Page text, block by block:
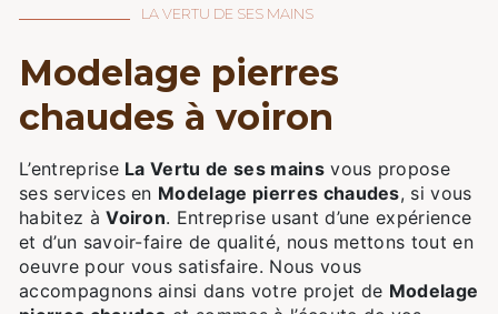
LA VERTU DE SES MAINS
modelage pierres
chaudes à voiron
L’entreprise La Vertu de ses mainsvous propose
ses services en Modelage pierres chaudes, si vous
habitez àVoiron. Entreprise usant d’une expérience
et d’un savoir-faire de qualité, nous mettons tout en
oeuvre pour vous satisfaire. Nous vous
accompagnons ainsi dans votre projet de Modelage